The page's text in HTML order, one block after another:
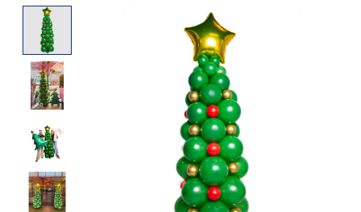
Product image slideshow Items